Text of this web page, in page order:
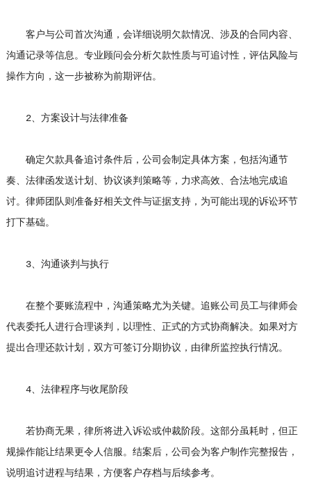
客户与公司首次沟通，会详细说明欠款情况、涉及的合同内容、
沟通记录等信息。专业顾问会分析欠款性质与可追讨性，评估风险与
操作方向，这一步被称为前期评估。
2、方案设计与法律准备
确定欠款具备追讨条件后，公司会制定具体方案，包括沟通节
奏、法律函发送计划、协议谈判策略等，力求高效、合法地完成追
讨。律师团队则准备好相关文件与证据支持，为可能出现的诉讼环节
打下基础。
3、沟通谈判与执行
在整个要账流程中，沟通策略尤为关键。追账公司员工与律师会
代表委托人进行合理谈判，以理性、正式的方式协商解决。如果对方
提出合理还款计划，双方可签订分期协议，由律所监控执行情况。
4、法律程序与收尾阶段
若协商无果，律所将进入诉讼或仲裁阶段。这部分虽耗时，但正
规操作能让结果更令人信服。结案后，公司会为客户制作完整报告，
说明追讨进程与结果，方便客户存档与后续参考。